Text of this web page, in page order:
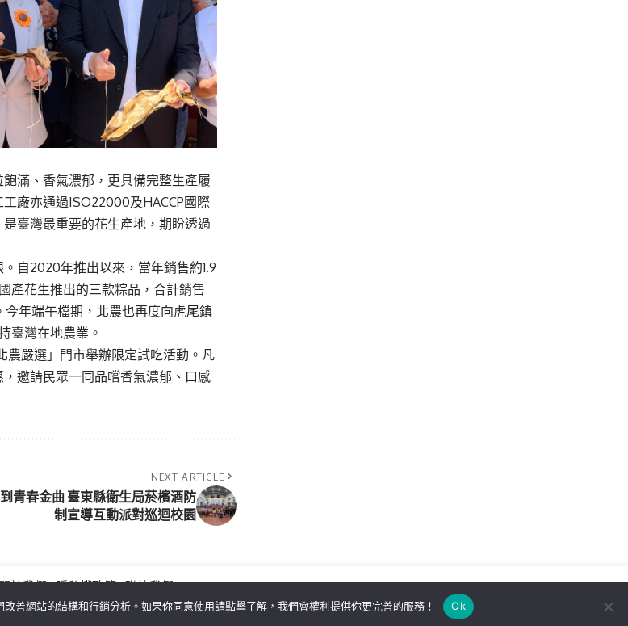
滿、香氣濃郁，更具備完整生產履
廠亦通過ISO22000及HACCP國際
臺灣最重要的花生產地，期盼透過
自2020年推出以來，當年銷售約1.9
產花生推出的三款粽品，合計銷售
年端午檔期，北農也再度向虎尾鎮
臺灣在地農業。
農嚴選」門市舉辦限定試吃活動。凡
邀請民眾一同品嚐香氣濃郁、口感
NEXT ARTICLE
青春金曲 臺東縣衛生局菸檳酒防
制宣導互動派對巡迴校園
於我們 隱私權政策 聯絡我們
善網站的結構和行銷分析。如果你同意使用請點擊了解，我們會權利提供你更完善的服務！ Ok